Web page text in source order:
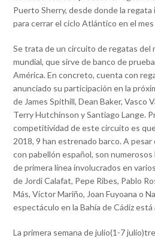
Puerto Sherry, desde donde la
para cerrar el ciclo Atlántico en el mes
Se trata de un circuito de regatas del
mundial, que sirve de banco de
América. En concreto, cuenta con
anunciado su participación en la
de James Spithill, Dean Baker, Vasco
Terry Hutchinson y Santiago Lange.
competitividad de este circuito es
2018, 9 han estrenado barco. A
con pabellón español, son
de primera línea involucrados en
de Jordi Calafat, Pepe Ribes, Pablo
Más, Víctor Mariño, Joan Fuyoana o
espectáculo en la Bahía de Cádiz está
La primera semana de julio(1-7